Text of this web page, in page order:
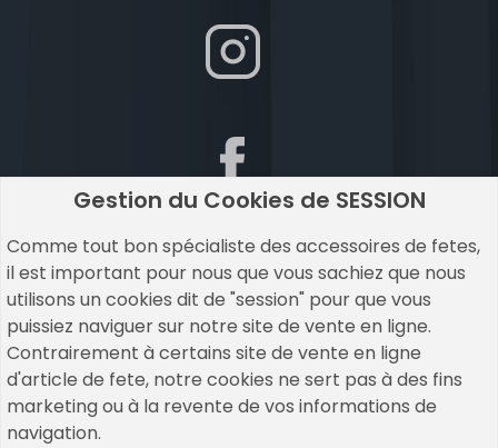
Gestion du Cookies de SESSION
Comme tout bon spécialiste des accessoires de fetes,
il est important pour nous que vous sachiez que nous
utilisons un cookies dit de "session" pour que vous
puissiez naviguer sur notre site de vente en ligne.
Contrairement à certains site de vente en ligne
d'article de fete, notre cookies ne sert pas à des fins
marketing ou à la revente de vos informations de
navigation.